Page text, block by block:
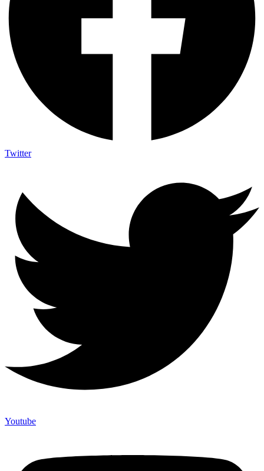
Twitter
Youtube